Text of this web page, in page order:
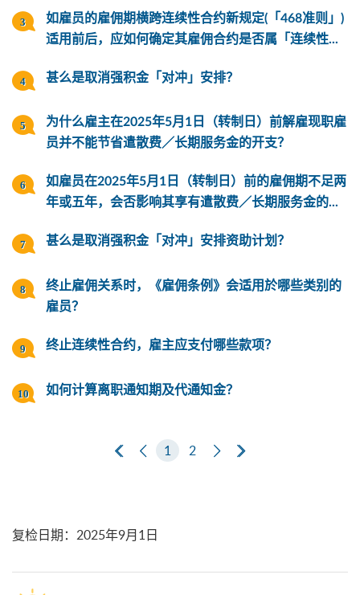
如雇员的雇佣期横跨连续性合约新规定(「468准则」)
适用前后，应如何确定其雇佣合约是否属「连续性...
甚么是取消强积金「对冲」安排？
为什么雇主在2025年5月1日（转制日）前解雇现职雇
员并不能节省遣散费／长期服务金的开支？
如雇员在2025年5月1日（转制日）前的雇佣期不足两
年或五年，会否影响其享有遣散费／长期服务金的...
甚么是取消强积金「对冲」安排资助计划？
终止雇佣关系时，《雇佣条例》会适用於哪些类别的
雇员？
终止连续性合约，雇主应支付哪些款项？
如何计算离职通知期及代通知金？
第一页上一页
1 2 下一页最后一页
复检日期： 2025年9月1日